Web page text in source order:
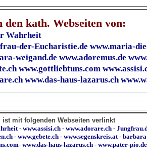
den kath. Webseiten von:
Wahrheit
der-Eucharistie.de www.maria-
weigand.de www.adoremus.de
www.gottliebtuns.com
www.das-haus-lazarus.ch
ist mit folgenden Webseiten verlinkt
- www.assisi.ch - www.adorare.ch -
- www.gebete.ch - www.segenskreis.at-
- www.das-haus-lazarus.ch - www.pater-pio.de